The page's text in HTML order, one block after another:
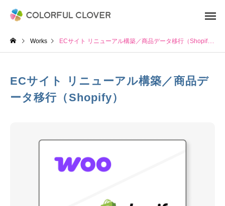
Works ECサイト リニューアル構築／商品データ移行（Shopify）
ECサイト リニューアル構築／商品デ
ータ移行（Shopify）